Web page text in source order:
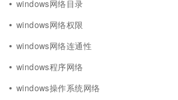
windows网络目录
windows网络权限
windows网络连通性
windows程序网络
windows操作系统网络